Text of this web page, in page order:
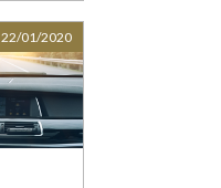
22/01/2020